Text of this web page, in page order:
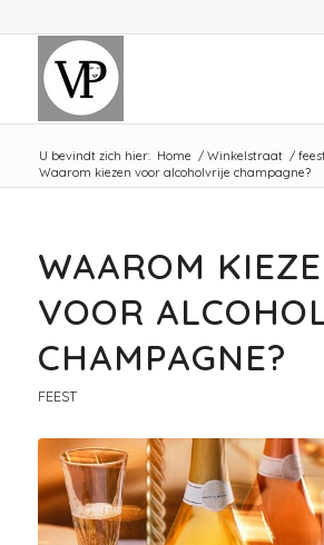
U bevindt zich hier: Home / Winkelstraat /
Waarom kiezen voor alcoholvrije champagne?
WAAROM
VOOR
CHAMPAGNE?
FEEST